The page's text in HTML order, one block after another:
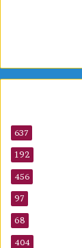
637
192
456
97
68
404